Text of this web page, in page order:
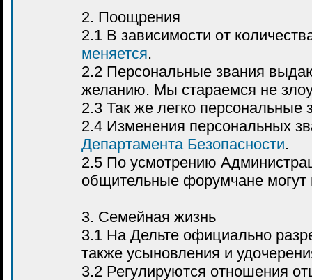
2. Поощрения
2.1 В зависимости от
меняется.
2.2 Персональные звания
желанию. Мы стараемся не
2.3 Так же легко
2.4 Изменения персональных
Департамента Безопасности.
2.5 По усмотрению
общительные форумчане
3. Семейная жизнь
3.1 На Дельте официально
также усыновления и
3.2 Регулируются отношения